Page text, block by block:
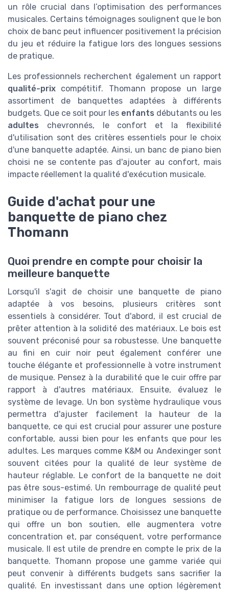
un rôle crucial dans l’optimisation des performances
musicales. Certains témoignages soulignent que le bon
choix de banc peut influencer positivement la précision
du jeu et réduire la fatigue lors des longues sessions
de pratique.
Les professionnels recherchent également un rapport
qualité-prix compétitif. Thomann propose un large
assortiment de banquettes adaptées à différents
budgets. Que ce soit pour les enfants débutants ou les
adultes chevronnés, le confort et la flexibilité
d'utilisation sont des critères essentiels pour le choix
d'une banquette adaptée. Ainsi, un banc de piano bien
choisi ne se contente pas d'ajouter au confort, mais
impacte réellement la qualité d'exécution musicale.
Guide d'achat pour une
banquette de piano chez
Thomann
Quoi prendre en compte pour choisir la
meilleure banquette
Lorsqu'il s'agit de choisir une banquette de piano
adaptée à vos besoins, plusieurs critères sont
essentiels à considérer. Tout d'abord, il est crucial de
prêter attention à la solidité des matériaux. Le bois est
souvent préconisé pour sa robustesse. Une banquette
au fini en cuir noir peut également conférer une
touche élégante et professionnelle à votre instrument
de musique. Pensez à la durabilité que le cuir offre par
rapport à d'autres matériaux. Ensuite, évaluez le
système de levage. Un bon système hydraulique vous
permettra d'ajuster facilement la hauteur de la
banquette, ce qui est crucial pour assurer une posture
confortable, aussi bien pour les enfants que pour les
adultes. Les marques comme K&M ou Andexinger sont
souvent citées pour la qualité de leur système de
hauteur réglable. Le confort de la banquette ne doit
pas être sous-estimé. Un rembourrage de qualité peut
minimiser la fatigue lors de longues sessions de
pratique ou de performance. Choisissez une banquette
qui offre un bon soutien, elle augmentera votre
concentration et, par conséquent, votre performance
musicale. Il est utile de prendre en compte le prix de la
banquette. Thomann propose une gamme variée qui
peut convenir à différents budgets sans sacrifier la
qualité. En investissant dans une option légèrement